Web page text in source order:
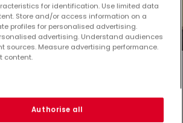
for identification. Use limited data
Store and/or access information on a
profiles for personalised advertising.
advertising. Understand audiences
Measure advertising performance.
content.
Authorise all